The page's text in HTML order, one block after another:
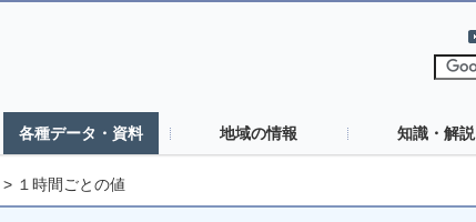
各種データ・資料 地域の情報 知識・解説
> １時間ごとの値